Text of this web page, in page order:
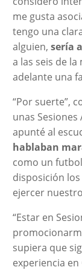
me gusta
tengo una
alguien, sería
a las seis de
adelante una
“Por suerte”,
unas Sesiones
apunté al
hablaban
como un
disposición
ejercer
“Estar en
supiera que
experiencia en